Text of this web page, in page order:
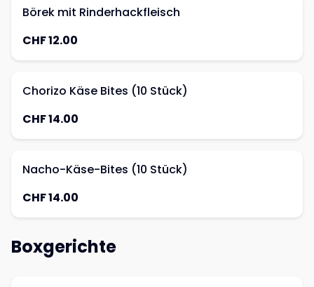
Börek mit Rinderhackfleisch
CHF 12.00
Chorizo Käse Bites (10 Stück)
CHF 14.00
Nacho-Käse-Bites (10 Stück)
CHF 14.00
Boxgerichte